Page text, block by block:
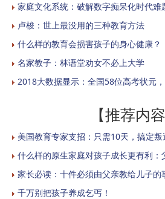
家庭文化系统：破解数字痴呆化时代难
卢梭：世上最没用的三种教育方法
什么样的教育会损害孩子的身心健康？
名家教子：林语堂劝女不必上大学
2018大数据显示：全国58位高考状元
【推荐内容
美国教育专家支招：只需10天，搞定
什么样的原生家庭对孩子成长更有利：
家长必读：十件必须由父亲教给儿子的
千万别把孩子养成乞丐！